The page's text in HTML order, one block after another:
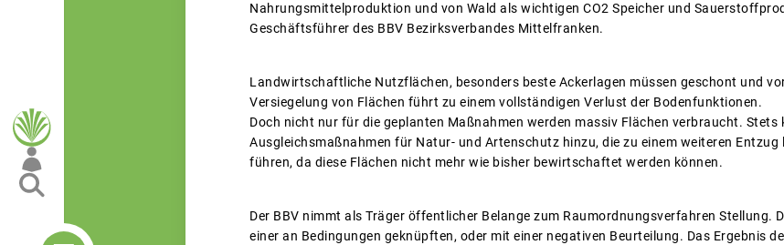
Nahrungsmittelproduktion und von Wald als wichtigen CO2 Speicher und
Geschäftsführer des BBV Bezirksverbandes Mittelfranken.
Landwirtschaftliche Nutzflächen, besonders beste Ackerlagen müssen geschont und
Versiegelung von Flächen führt zu einem vollständigen Verlust der Bodenfunktionen.
Doch nicht nur für die geplanten Maßnahmen werden massiv Flächen verbraucht. Stets
Ausgleichsmaßnahmen für Natur- und Artenschutz hinzu, die zu einem weiteren
führen, da diese Flächen nicht mehr wie bisher bewirtschaftet werden können.
Der BBV nimmt als Träger öffentlicher Belange zum Raumordnungsverfahren Stellung.
einer an Bedingungen geknüpften, oder mit einer negativen Beurteilung. Das Ergebnis